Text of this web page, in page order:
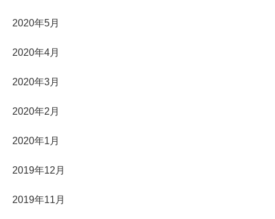
2020年5月
2020年4月
2020年3月
2020年2月
2020年1月
2019年12月
2019年11月